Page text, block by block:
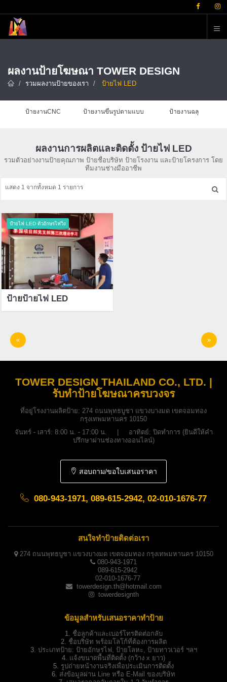
ผลงานป้ายโฆษณา TOWER DESIGN
รวมผลงานป้ายของเรา ป้ายไฟ LED
ป้ายงานCNC ป้ายงานขึ้นรูปตามแบบ ป้ายงานฉลุ
ผลงานการผลิตและติดตั้ง ป้ายไฟ LED
รวมตัวอย่างงานป้ายคุณภาพ ป้ายชื่อบริษัท ป้ายโรงงาน และป้ายโครงการ โดย
ทีมงานช่างมืออาชีพ
แสดง 1 จากทั้งหมด 1 รายการ
ป้ายไฟ LED ตัวอักษรไฟวิ่ง
ป้ายป้ายไฟ LED
« »
TOWER DESIGN THAILAND CO., LTD. |
รับทำป้ายโฆษณาครบวงจร
ที่อยู่โรงงานผลิตป้าย: 274 ถนนพุทธบูชา แขวงบางมด เขตจอมทอง
กรุงเทพมหานคร 10150
จันทร์ - เสาร์: 8:00 น. - 17:00 น. | อาทิตย์: ปิดทำการ (ยินดีให้คำ
ปรึกษาผ่านช่องทางออนไลน์)
สอบถาม/ขอใบเสนอราคา
080-943-1971, 089-615-2942, 02-010-1676-77
สนใจทำป้ายติดต่อเรา
274 ถนนพุทธบูชา แขวงบางมด เขตจอมทอง กรุงเทพมหานคร 10150
080-943-1971
089-615-2942
02-010-1676-77
towerdesign.th@hotmail.com
towerdesignth
ข้อมูลสำหรับเสนอราคาทำป้าย
1. ชื่อลูกค้าและเบอร์โทรติดต่อกลับ
2. ชื่อบริษัท พร้อมโลโก้ที่ต้องการผลิต
3. ประเภทป้าย: ป้ายอักษรไฟ, ป้ายโลหะ, ป้ายทาวเวอร์ ฯลฯ
4. แจ้งขนาดพื้นที่ติดตั้ง (กว้าง x ยาว)
5. รูปถ่ายหน้างานจริงเพื่อประเมินการติดตั้ง
6. ส่งข้อมูลผ่าน Line หรือ E-Mail ของบริษัท